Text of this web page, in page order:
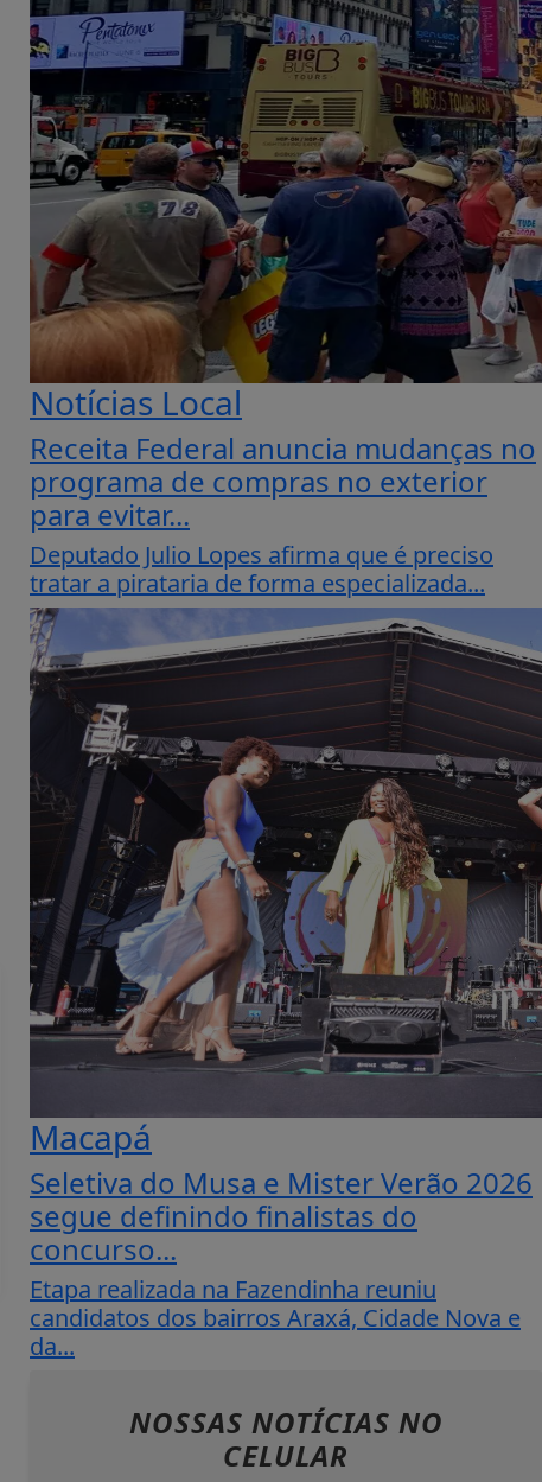
Notícias Local
Receita Federal anuncia mudanças no
programa de compras no exterior
para evitar...
Deputado Julio Lopes afirma que é preciso
tratar a pirataria de forma especializada...
Macapá
Seletiva do Musa e Mister Verão 2026
segue definindo finalistas do
concurso...
Etapa realizada na Fazendinha reuniu
candidatos dos bairros Araxá, Cidade Nova e
da...
NOSSAS NOTÍCIAS NO
CELULAR